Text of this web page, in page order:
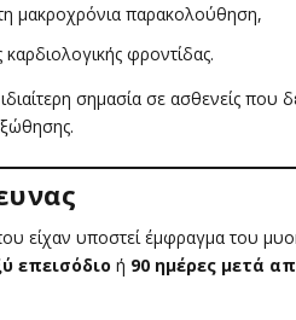
μακροχρόνια παρακολούθηση,
φροντίδας.
σημασία σε ασθενείς που
είχαν υποστεί έμφραγμα του
επεισόδιο ή 90 ημέρες μετά